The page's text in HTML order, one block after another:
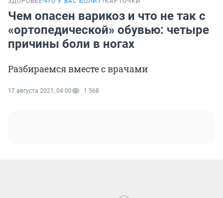
Чем опасен варикоз и что не так с
«ортопедической» обувью: четыре
причины боли в ногах
Разбираемся вместе с врачами
17 августа 2021, 04:00 1 568